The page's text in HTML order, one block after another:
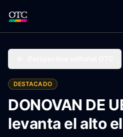
DESTACADO
DONOVAN DE
levanta el alto